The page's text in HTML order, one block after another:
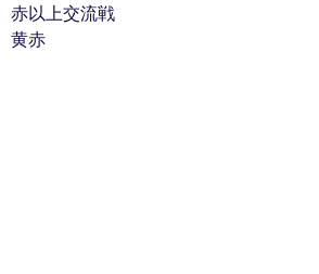
赤以上交流戦
黄赤